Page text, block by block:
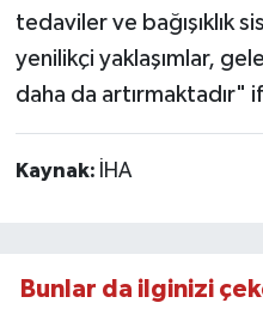
tedaviler ve bağışıklık
yenilikçi yaklaşımlar,
daha da artırmaktadır"
Kaynak: İHA
Bunlar da ilginizi